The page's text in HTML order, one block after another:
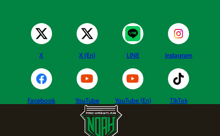
X X (En) LINE Instagram
Facebook YouTube YouTube (En) TikTok